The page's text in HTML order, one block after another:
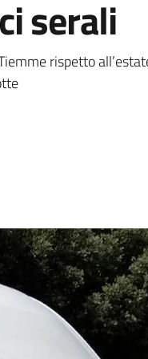
serali
novità
rispetto